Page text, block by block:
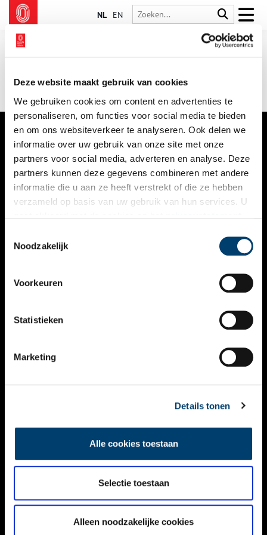
Deze website maakt gebruik van cookies
We gebruiken cookies om content en advertenties te
personaliseren, om functies voor social media te bieden
en om ons websiteverkeer te analyseren. Ook delen we
informatie over uw gebruik van onze site met onze
partners voor social media, adverteren en analyse. Deze
partners kunnen deze gegevens combineren met andere
informatie die u aan ze heeft verstrekt of die ze hebben
verzameld op basis van uw gebruik van hun services. U
Noodzakelijk
Voorkeuren
Statistieken
Marketing
Details tonen
Alle cookies toestaan
Selectie toestaan
Alleen noodzakelijke cookies
NL EN
VERHALEN
NIEUWS
KALENDER
ACTIVITEITEN
NIEUWSBRIEF
DISCLAIMER
TOEGANKELIJKHEID
Volg ONH op social media